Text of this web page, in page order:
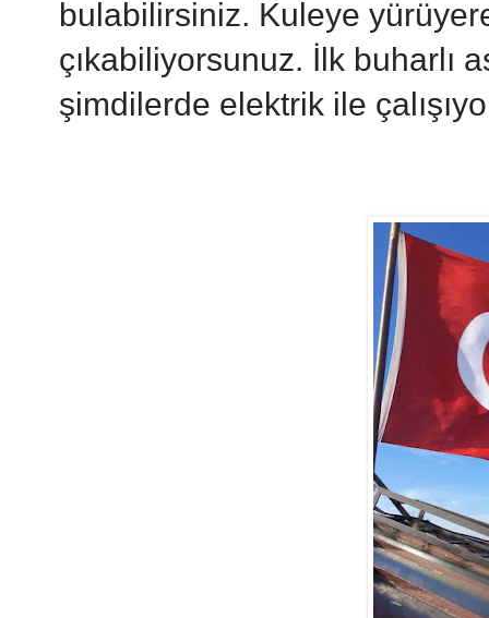
bulabilirsiniz. Kuleye
çıkabiliyorsunuz. İlk buharlı
şimdilerde elektrik ile